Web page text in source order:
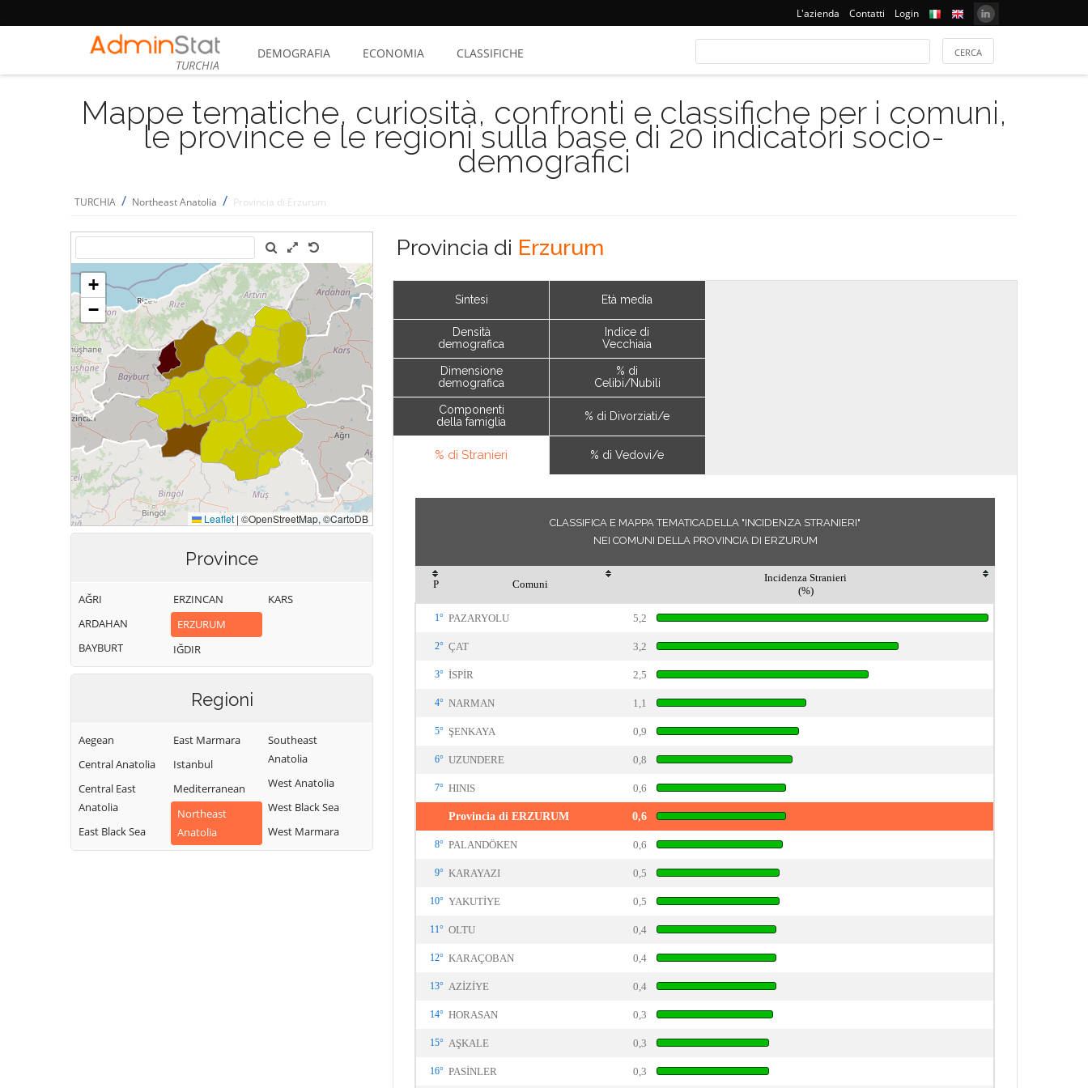
L'azienda Contatti Login
TURCHIA
DEMOGRAFIA ECONOMIA CLASSIFICHE
Mappe tematiche, curiosità, confronti e classifiche per i comuni,
le province e le regioni sulla base di 20 indicatori socio-
demografici
TURCHIA / Northeast Anatolia / Provincia di Erzurum
Province
AĞRI
ARDAHAN
BAYBURT
ERZINCAN
ERZURUM
IĞDIR
KARS
Regioni
Aegean
Central Anatolia
Central East
Anatolia
East Black Sea
East Marmara
Istanbul
Mediterranean
Northeast
Anatolia
Southeast
Anatolia
West Anatolia
West Black Sea
West Marmara
Provincia di Erzurum
Sintesi
Densità
demografica
Dimensione
demografica
Componenti
della famiglia
% di Stranieri
Età media
Indice di
Vecchiaia
% di
Celibi/Nubili
% di Divorziati/e
% di Vedovi/e
CLASSIFICA E MAPPA TEMATICADELLA "INCIDENZA STRANIERI"
NEI COMUNI DELLA PROVINCIA DI ERZURUM
P Comuni
Incidenza Stranieri
(%)
1° PAZARYOLU 5,2
2° ÇAT 3,2
3° İSPİR 2,5
4° NARMAN 1,1
5° ŞENKAYA 0,9
6° UZUNDERE 0,8
7° HINIS 0,6
Provincia di ERZURUM 0,6
8° PALANDÖKEN 0,6
9° KARAYAZI 0,5
10° YAKUTİYE 0,5
11° OLTU 0,4
12° KARAÇOBAN 0,4
13° AZİZİYE 0,4
14° HORASAN 0,3
15° AŞKALE 0,3
16° PASİNLER 0,3